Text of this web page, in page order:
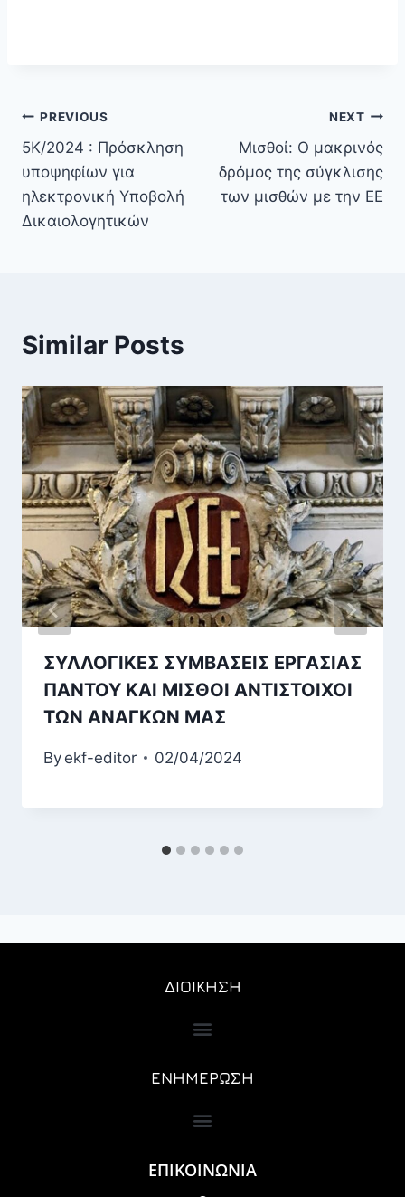
PREVIOUS
5Κ/2024 : Πρόσκληση
υποψηφίων για
ηλεκτρονική Υποβολή
Δικαιολογητικών
NEXT
Μισθοί: Ο μακρινός
δρόμος της σύγκλισης
των μισθών με την ΕΕ
Similar Posts
ΣΥΛΛΟΓΙΚΕΣ ΣΥΜΒΑΣΕΙΣ ΕΡΓΑΣΙΑΣ
ΠΑΝΤΟΥ ΚΑΙ ΜΙΣΘΟΙ ΑΝΤΙΣΤΟΙΧΟΙ
ΤΩΝ ΑΝΑΓΚΩΝ ΜΑΣ
By ekf-editor 02/04/2024
ΔΙΟΙΚΗΣΗ
ΕΝΗΜΕΡΩΣΗ
ΕΠΙΚΟΙΝΩΝΙΑ